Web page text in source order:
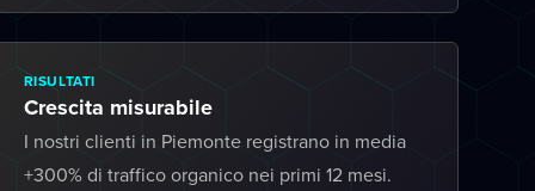
RISULTATI
Crescita misurabile
I nostri clienti in Piemonte registrano in media
+300% di traffico organico nei primi 12 mesi.